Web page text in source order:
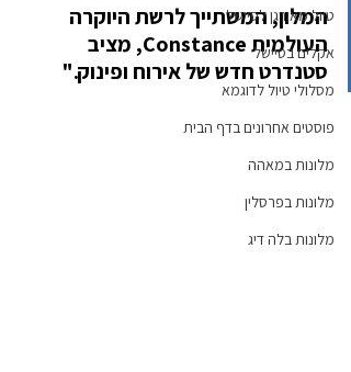
טיול מאורגן לסיישל
אקלים בסיישל
מסלולי טיול לדוגמא
פוסטים אחרונים בדף הבית
מלונות במאהה
מלונות בפרסלין
מלונות בלה דיג
המלון, המשתייך לרשת היוקרה
העולמית Constance, מציב
סטנדרט חדש של אירוח ופינוק."